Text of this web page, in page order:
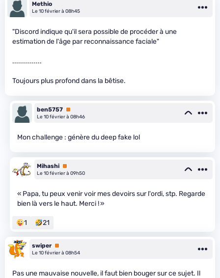
Methio
Le 10 février à 08h45
"Discord indique qu'il sera possible de procéder à une
estimation de l'âge par reconnaissance faciale"
...............
Toujours plus profond dans la bêtise.
ben5757 Premium
Le 10 février à 08h46
Mon challenge : génère du deep fake lol
Mihashi Premium
Le 10 février à 09h50
« Papa, tu peux venir voir mes devoirs sur l'ordi, stp. Regarde
bien là vers le haut. Merci ! »
1 21
swiper Premium
Le 10 février à 08h54
Pas une mauvaise nouvelle, il faut bien bouger sur ce sujet. Il